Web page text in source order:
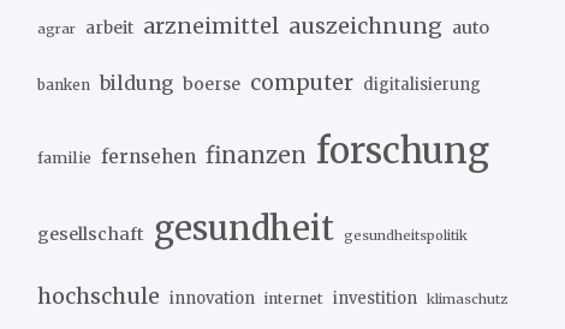
agrar arbeit arzneimittel auszeichnung auto
banken bildung boerse computer digitalisierung
familie fernsehen finanzen forschung
gesellschaft gesundheit gesundheitspolitik
hochschule innovation internet investition klimaschutz